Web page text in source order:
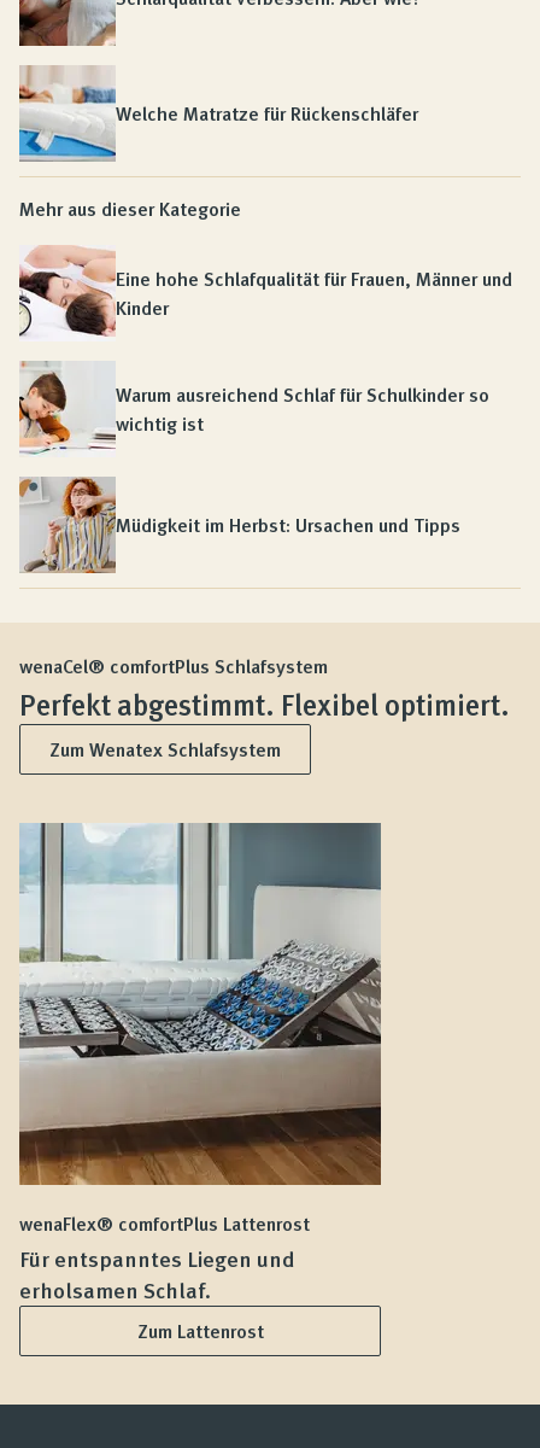
Welche Matratze für Rückenschläfer
Mehr aus dieser Kategorie
Eine hohe Schlafqualität für Frauen, Männer und
Kinder
Warum ausreichend Schlaf für Schulkinder so
wichtig ist
Müdigkeit im Herbst: Ursachen und Tipps
wenaCel® comfortPlus Schlafsystem
Perfekt abgestimmt. Flexibel optimiert.
Zum Wenatex Schlafsystem
wenaFlex® comfortPlus Lattenrost
Für entspanntes Liegen und
erholsamen Schlaf.
Zum Lattenrost